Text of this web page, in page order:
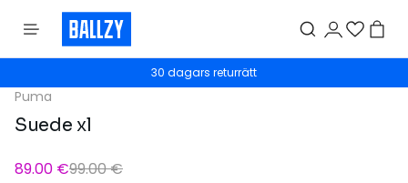
30 dagars returrätt
Puma
Suede xl
89.00 €99.00 €